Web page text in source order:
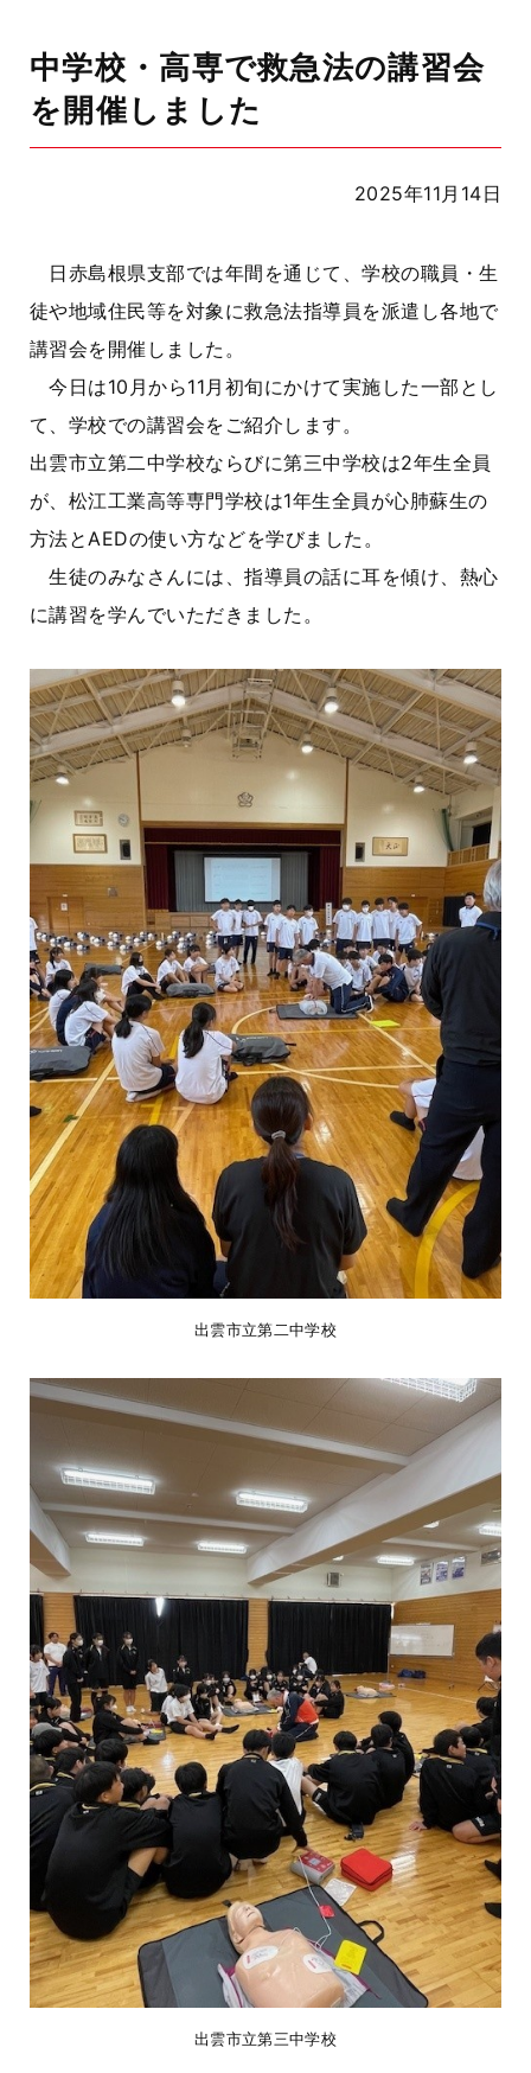
中学校・高専で救急法の講習会
を開催しました
2025年11月14日
日赤島根県支部では年間を通じて、学校の職員・生
徒や地域住民等を対象に救急法指導員を派遣し各地で
講習会を開催しました。
今日は10月から11月初旬にかけて実施した一部とし
て、学校での講習会をご紹介します。
出雲市立第二中学校ならびに第三中学校は2年生全員
が、松江工業高等専門学校は1年生全員が心肺蘇生の
方法とAEDの使い方などを学びました。
生徒のみなさんには、指導員の話に耳を傾け、熱心
に講習を学んでいただきました。
出雲市立第二中学校
出雲市立第三中学校